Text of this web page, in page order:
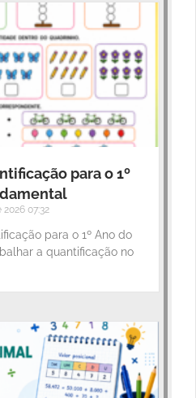
para o 1º
2026 07:32
para o 1º Ano do
a quantificação no